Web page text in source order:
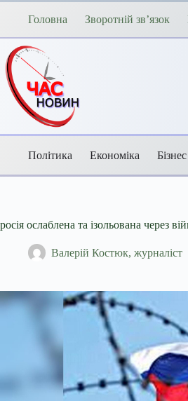
Перейти
Головна Зворотній зв’язок
Політика Економіка Бізнес
росія ослаблена та ізольована через
Валерій Костюк, журналіст